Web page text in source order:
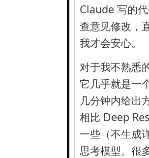
Claude 写的
查意见修改，
我才会安心。
对于我不熟悉
它几乎就是一
几分钟内给出
相比 Deep
一些（不生成
思考模型。很